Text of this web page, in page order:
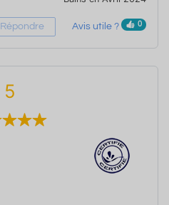
Répondre Avis utile ? 0
5